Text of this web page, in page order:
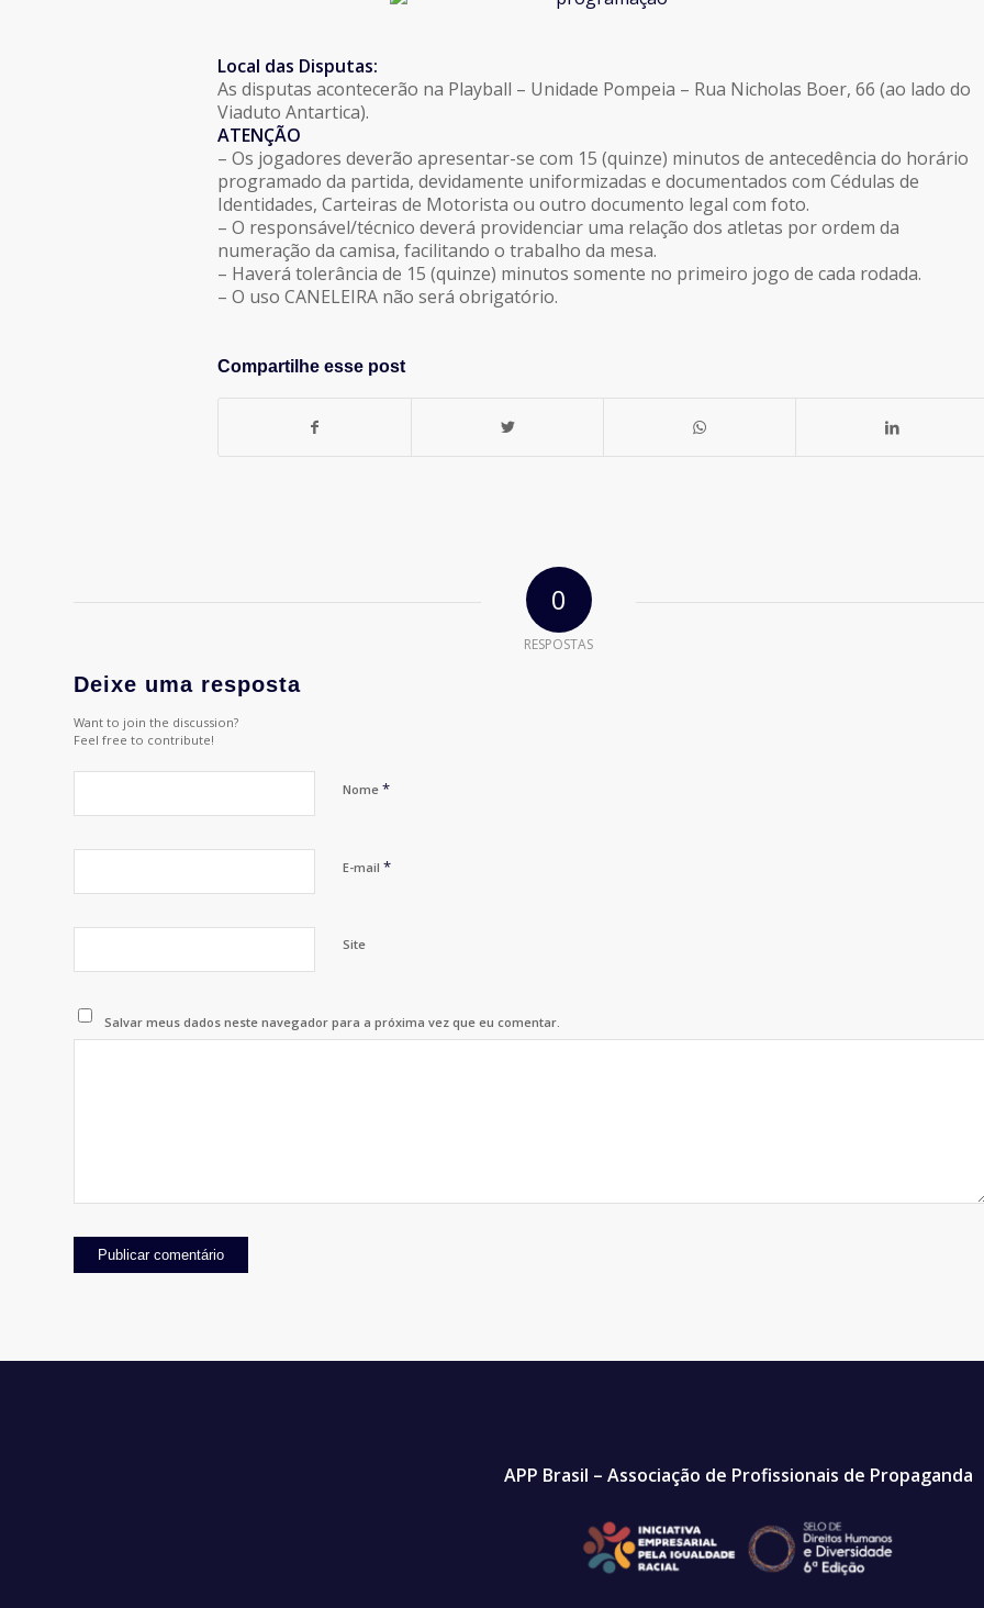
Local das Disputas:
As disputas acontecerão na Playball – Unidade Pompeia – Rua Nicholas Boer, 66 (ao lado do
Viaduto Antartica).
ATENÇÃO
– Os jogadores deverão apresentar-se com 15 (quinze) minutos de antecedência do horário
programado da partida, devidamente uniformizadas e documentados com Cédulas de
Identidades, Carteiras de Motorista ou outro documento legal com foto.
– O responsável/técnico deverá providenciar uma relação dos atletas por ordem da
numeração da camisa, facilitando o trabalho da mesa.
– Haverá tolerância de 15 (quinze) minutos somente no primeiro jogo de cada rodada.
– O uso CANELEIRA não será obrigatório.
Compartilhe esse post
0
RESPOSTAS
Deixe uma resposta
Want to join the discussion?
Feel free to contribute!
Nome *
E-mail *
Site
Salvar meus dados neste navegador para a próxima vez que eu comentar.
APP Brasil – Associação de Profissionais de Propaganda